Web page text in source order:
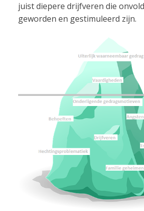
juist diepere drijfveren die
geworden en gestimuleerd zijn.